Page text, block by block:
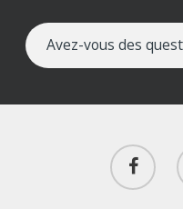
Avez-vous des